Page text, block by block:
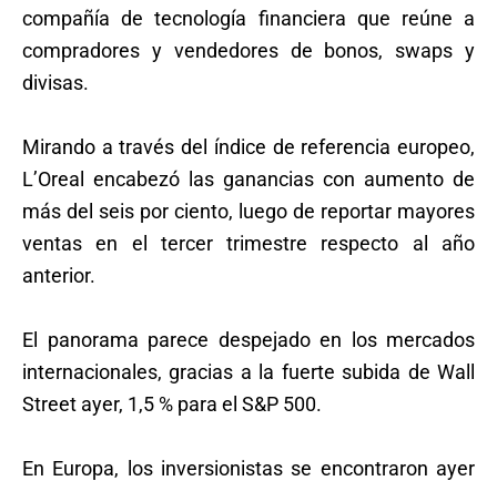
compañía de tecnología financiera que reúne a
compradores y vendedores de bonos, swaps y
divisas.
Mirando a través del índice de referencia europeo,
L’Oreal encabezó las ganancias con aumento de
más del seis por ciento, luego de reportar mayores
ventas en el tercer trimestre respecto al año
anterior.
El panorama parece despejado en los mercados
internacionales, gracias a la fuerte subida de Wall
Street ayer, 1,5 % para el S&P 500.
En Europa, los inversionistas se encontraron ayer